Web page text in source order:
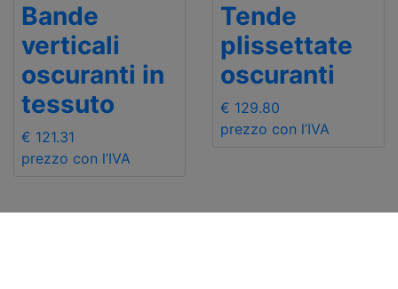
Bande
verticali
oscuranti in
tessuto
€ 121.31
prezzo con l’IVA
Tende
plissettate
oscuranti
€ 129.80
prezzo con l’IVA